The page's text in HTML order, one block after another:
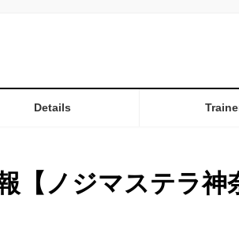
Details
【ノジマステラ神